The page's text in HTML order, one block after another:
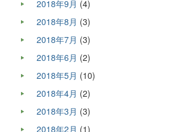
2018年9月 (4)
2018年8月 (3)
2018年7月 (3)
2018年6月 (2)
2018年5月 (10)
2018年4月 (2)
2018年3月 (3)
2018年2月 (1)